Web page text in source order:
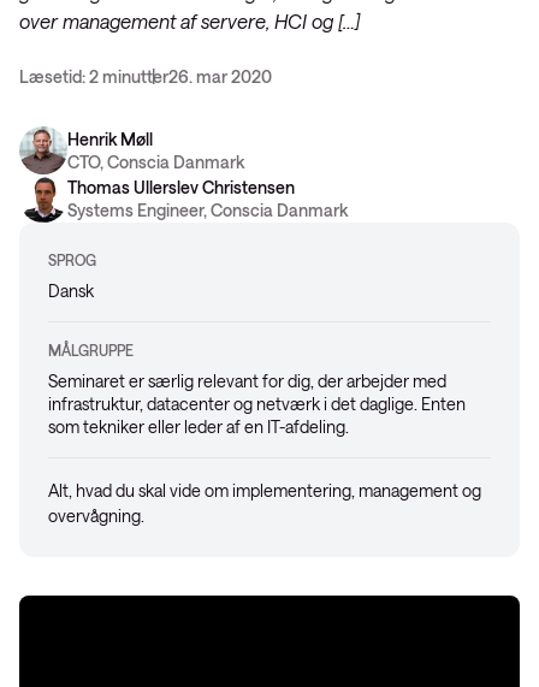
over management af servere, HCI og […]
Læsetid: 2 minutter26. mar 2020
Henrik Møll
CTO, Conscia Danmark
Thomas Ullerslev Christensen
Systems Engineer, Conscia Danmark
SPROG
Dansk
MÅLGRUPPE
Seminaret er særlig relevant for dig, der arbejder med
infrastruktur, datacenter og netværk i det daglige. Enten
som tekniker eller leder af en IT-afdeling.
Alt, hvad du skal vide om implementering, management og
overvågning.